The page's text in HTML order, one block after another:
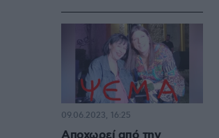
09.06.2023, 16:25